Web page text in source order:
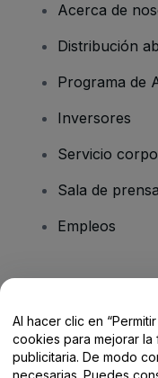
Acerca de
Distribución
Programa de
Inversores
Servicio
Sala de prensa
Empleos
Centro de
Al hacer clic en
cookies para mejorar la
publicitaria. De modo
necesarias. Puedes